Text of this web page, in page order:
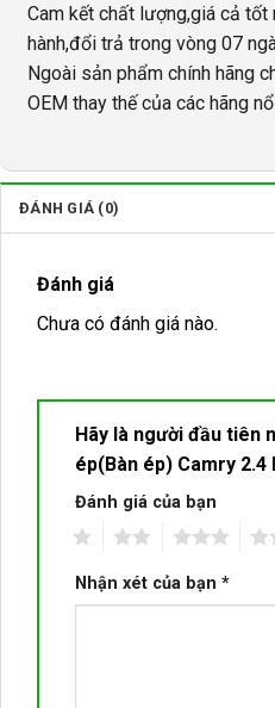
Cam kết chất lượng,giá cả tốt
hành,đổi trả trong vòng 07
Ngoài sản phẩm chính hãng
OEM thay thế của các hãng
ĐÁNH GIÁ (0)
Đánh giá
Chưa có đánh giá nào.
Hãy là người đầu tiên
ép(Bàn ép) Camry 2.4
Đánh giá của bạn
Nhận xét của bạn *